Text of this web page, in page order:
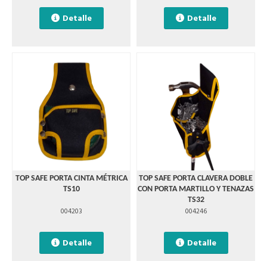
Detalle Detalle
TOP SAFE PORTA CINTA MÉTRICA
TS10
004203
Detalle
TOP SAFE PORTA CLAVERA DOBLE
CON PORTA MARTILLO Y TENAZAS
TS32
004246
Detalle